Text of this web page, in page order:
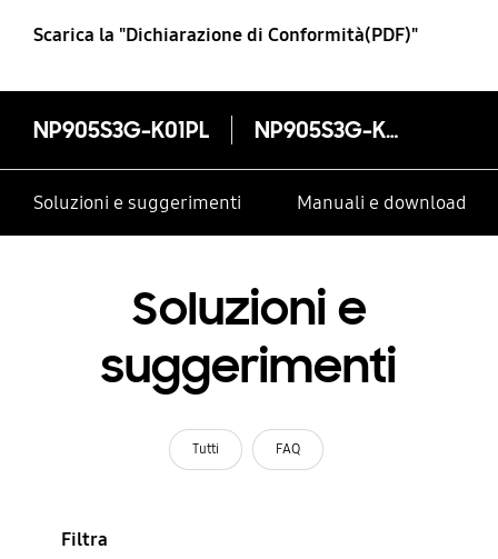
Scarica la "Dichiarazione di Conformità(PDF)"
NP905S3G-K01PL NP905S3G-K01PL
Soluzioni e suggerimenti Manuali e download
Soluzioni e
suggerimenti
Tutti FAQ
Filtra